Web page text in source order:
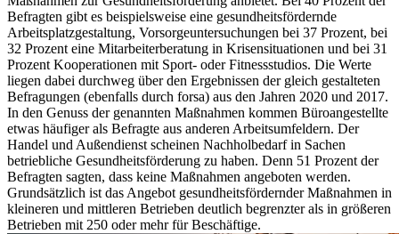
Befragten gibt es beispielsweise eine gesundheitsfördernde
Arbeitsplatzgestaltung, Vorsorgeuntersuchungen bei 37 Prozent, bei
32 Prozent eine Mitarbeiterberatung in Krisensituationen und bei 31
Prozent Kooperationen mit Sport- oder Fitnessstudios. Die Werte
liegen dabei durchweg über den Ergebnissen der gleich gestalteten
Befragungen (ebenfalls durch forsa) aus den Jahren 2020 und 2017.
In den Genuss der genannten Maßnahmen kommen Büroangestellte
etwas häufiger als Befragte aus anderen Arbeitsumfeldern. Der
Handel und Außendienst scheinen Nachholbedarf in Sachen
betriebliche Gesundheitsförderung zu haben. Denn 51 Prozent der
Befragten sagten, dass keine Maßnahmen angeboten werden.
Grundsätzlich ist das Angebot gesundheitsfördernder Maßnahmen in
kleineren und mittleren Betrieben deutlich begrenzter als in größeren
Betrieben mit 250 oder mehr für Beschäftige.